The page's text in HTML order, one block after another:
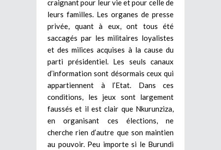
craignant pour leur vie et pour celle de
leurs familles. Les organes de presse
privée, quant à eux, ont tous été
saccagés par les militaires loyalistes
et des milices acquises à la cause du
parti présidentiel. Les seuls canaux
d’information sont désormais ceux qui
appartiennent à l’Etat. Dans ces
conditions, les jeux sont largement
faussés et il est clair que Nkurunziza,
en organisant ces élections, ne
cherche rien d’autre que son maintien
au pouvoir. Peu importe si le Burundi